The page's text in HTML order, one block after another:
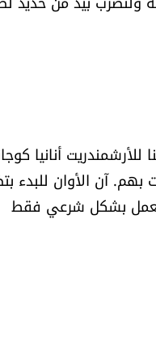
أنانيا
بهم. آن الأوان للبدء
يعمل بشكل شرعي فقط